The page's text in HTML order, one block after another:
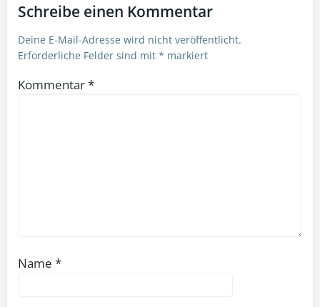
Schreibe einen Kommentar
Deine E-Mail-Adresse wird nicht veröffentlicht.
Erforderliche Felder sind mit * markiert
Kommentar*
Name *